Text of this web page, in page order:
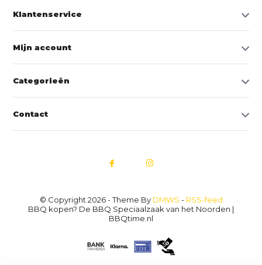
Klantenservice
Mijn account
Categorieën
Contact
© Copyright 2026 - Theme By DMWS - RSS-feed
BBQ kopen? De BBQ Speciaalzaak van het Noorden |
BBQtime.nl